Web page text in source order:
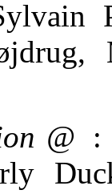
@
: